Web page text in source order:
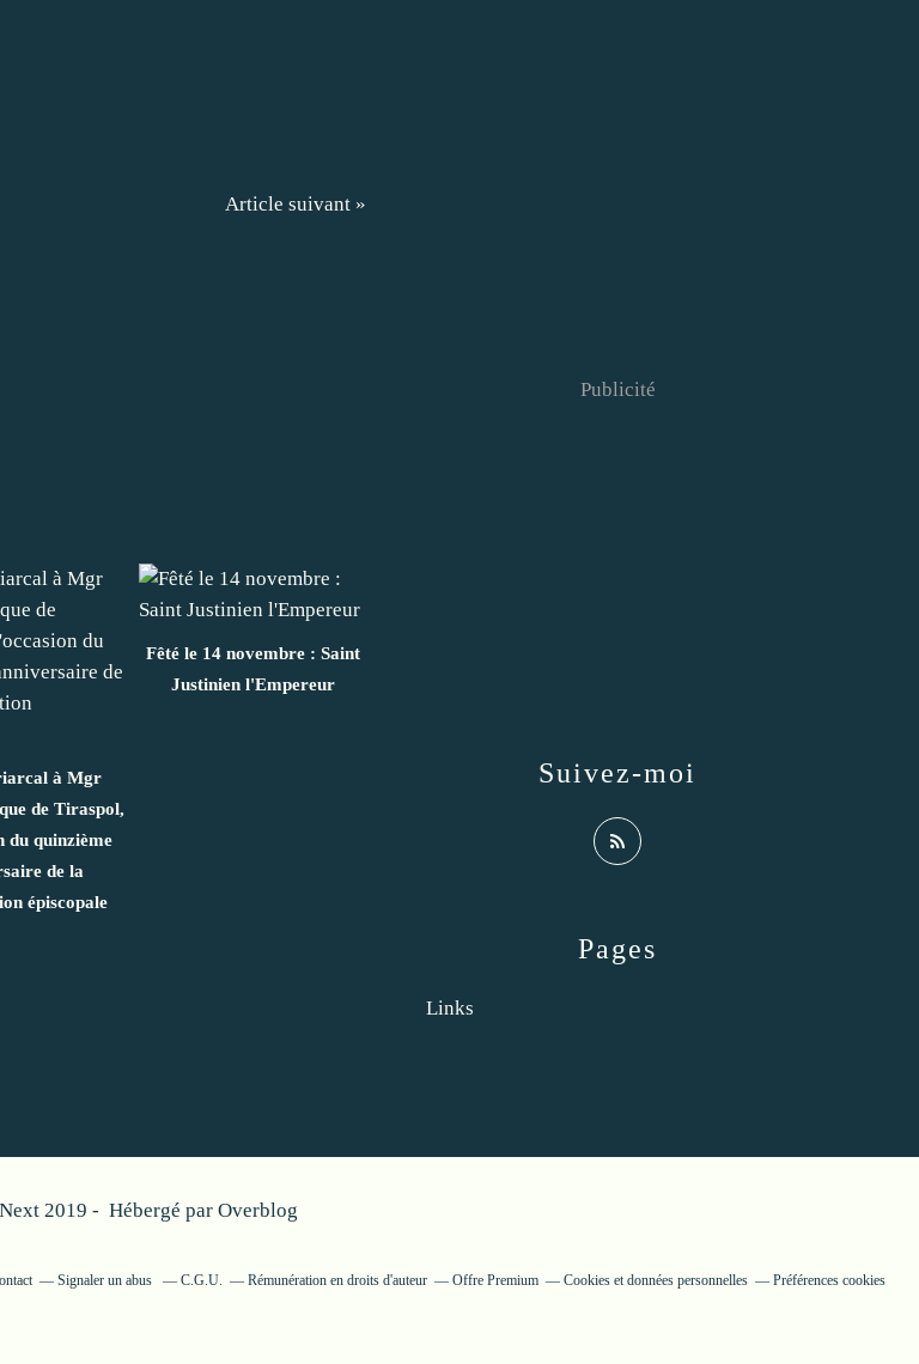
Article suivant »
à Mgr
de Tiraspol,
du quinzième
de la
épiscopale
Fêté le 14 novembre : Saint
Justinien l'Empereur
Pages
Links
Suivez-moi
Publicité
2019 - Hébergé par Overblog
Signaler un abus C.G.U. Rémunération en droits d'auteur Offre Premium Cookies et données personnelles Préférences cookies